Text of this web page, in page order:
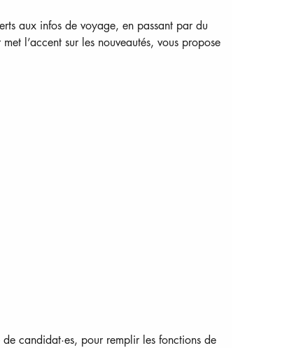
aux infos de voyage, en passant par du
l’accent sur les nouveautés, vous propose
candidat·es, pour remplir les fonctions de